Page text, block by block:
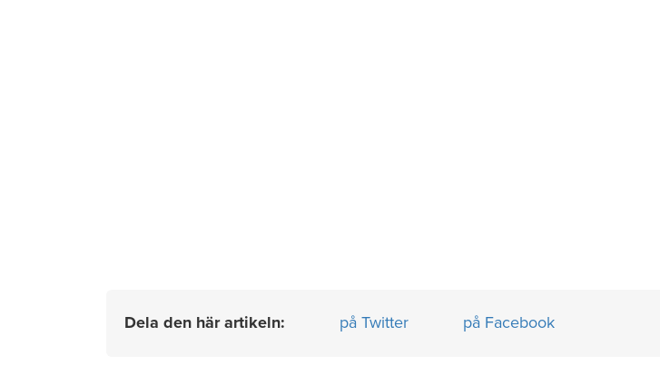
Dela den här artikeln: på Twitter på Facebook